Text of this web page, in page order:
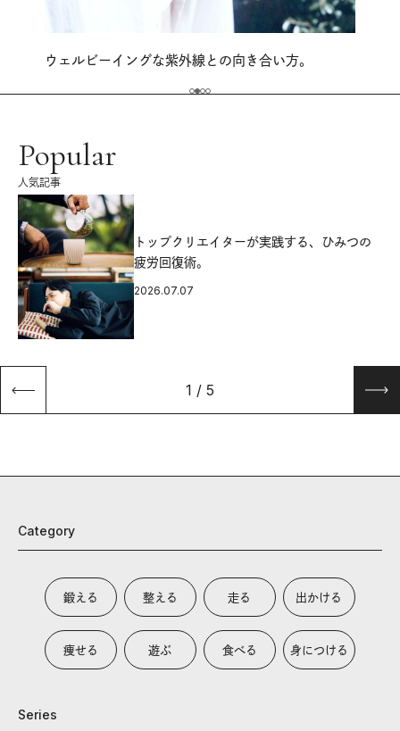
ウェルビーイングな紫外線との向き合い方。
Popular
人気記事
トップクリエイターが実践する、ひみつの
疲労回復術。
2026.07.07
1 / 5
Category
鍛える 整える 走る 出かける
痩せる 遊ぶ 食べる 身につける
Series